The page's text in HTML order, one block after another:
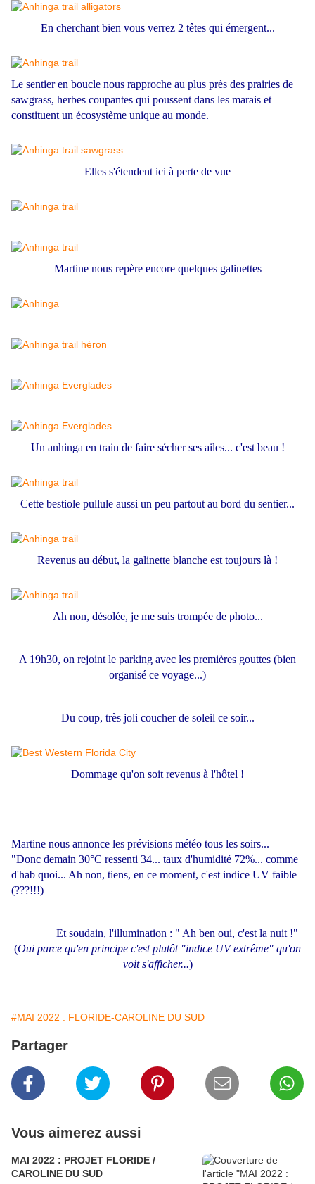
En cherchant bien vous verrez 2 têtes qui émergent...
Le sentier en boucle nous rapproche au plus près des prairies de
sawgrass, herbes coupantes qui poussent dans les marais et
constituent un écosystème unique au monde.
Elles s'étendent ici à perte de vue
Martine nous repère encore quelques galinettes
Un anhinga en train de faire sécher ses ailes... c'est beau !
Cette bestiole pullule aussi un peu partout au bord du sentier...
Revenus au début, la galinette blanche est toujours là !
Ah non, désolée, je me suis trompée de photo...
A 19h30, on rejoint le parking avec les premières gouttes (bien
organisé ce voyage...)
Du coup, très joli coucher de soleil ce soir...
Dommage qu'on soit revenus à l'hôtel !
Martine nous annonce les prévisions météo tous les soirs...
"Donc demain 30°C ressenti 34... taux d'humidité 72%... comme
d'hab quoi... Ah non, tiens, en ce moment, c'est indice UV faible
(???!!!)
Et soudain, l'illumination : " Ah ben oui, c'est la nuit !"
(Oui parce qu'en principe c'est plutôt "indice UV extrême" qu'on
voit s'afficher...)
#MAI 2022 : FLORIDE-CAROLINE DU SUD
Partager
Vous aimerez aussi
MAI 2022 : PROJET FLORIDE /
CAROLINE DU SUD